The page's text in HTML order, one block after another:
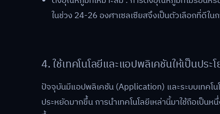
ในช่วง 24-26 องศาเซลเซียสจึงเป็นตัวเลือกที่ดีใ
4. ใช้เทคโนโลยีและแอปพลิเคชันให้เป็นประ
ปัจจุบันมีแอปพลิเคชัน (Application) และระบบเทคโ
ประหยัดมากขึ้น การนำเทคโนโลยีเหล่านี้มาใช้ถือเป็น